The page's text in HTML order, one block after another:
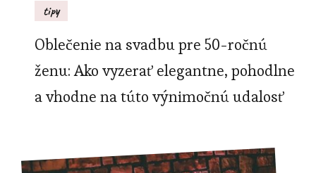
tipy
Oblečenie na svadbu pre 50-ročnú
ženu: Ako vyzerať elegantne, pohodlne
a vhodne na túto výnimočnú udalosť